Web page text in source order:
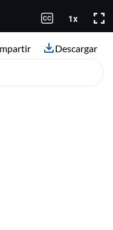
Descargar